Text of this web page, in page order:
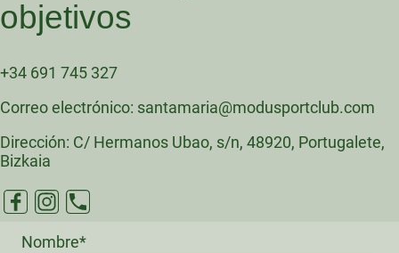
objetivos
+34 691 745 327
Correo electrónico: santamaria@modusportclub.com
Dirección: C/ Hermanos Ubao, s/n, 48920, Portugalete,
Bizkaia
Nombre*